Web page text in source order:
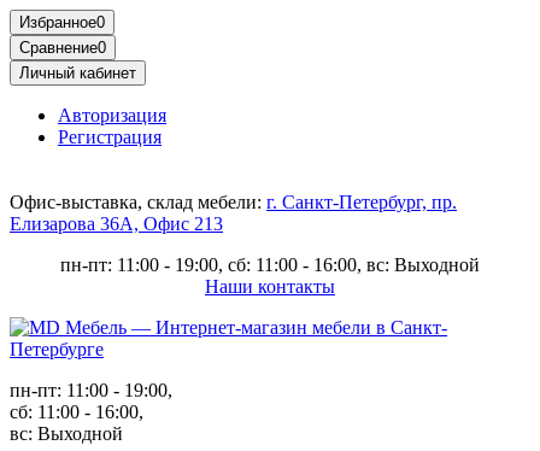
Избранное0
Сравнение0
Личный кабинет
Авторизация
Регистрация
Офис-выставка, склад мебели: г. Санкт-Петербург, пр.
Елизарова 36А, Офис 213
пн-пт: 11:00 - 19:00, сб: 11:00 - 16:00, вс: Выходной
Наши контакты
пн-пт: 11:00 - 19:00,
сб: 11:00 - 16:00,
вс: Выходной